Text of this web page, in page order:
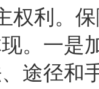
利。保
。一是
途径和